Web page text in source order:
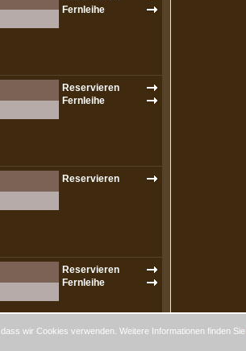
wir Cookies verwenden. Weitere Informationen finden Sie